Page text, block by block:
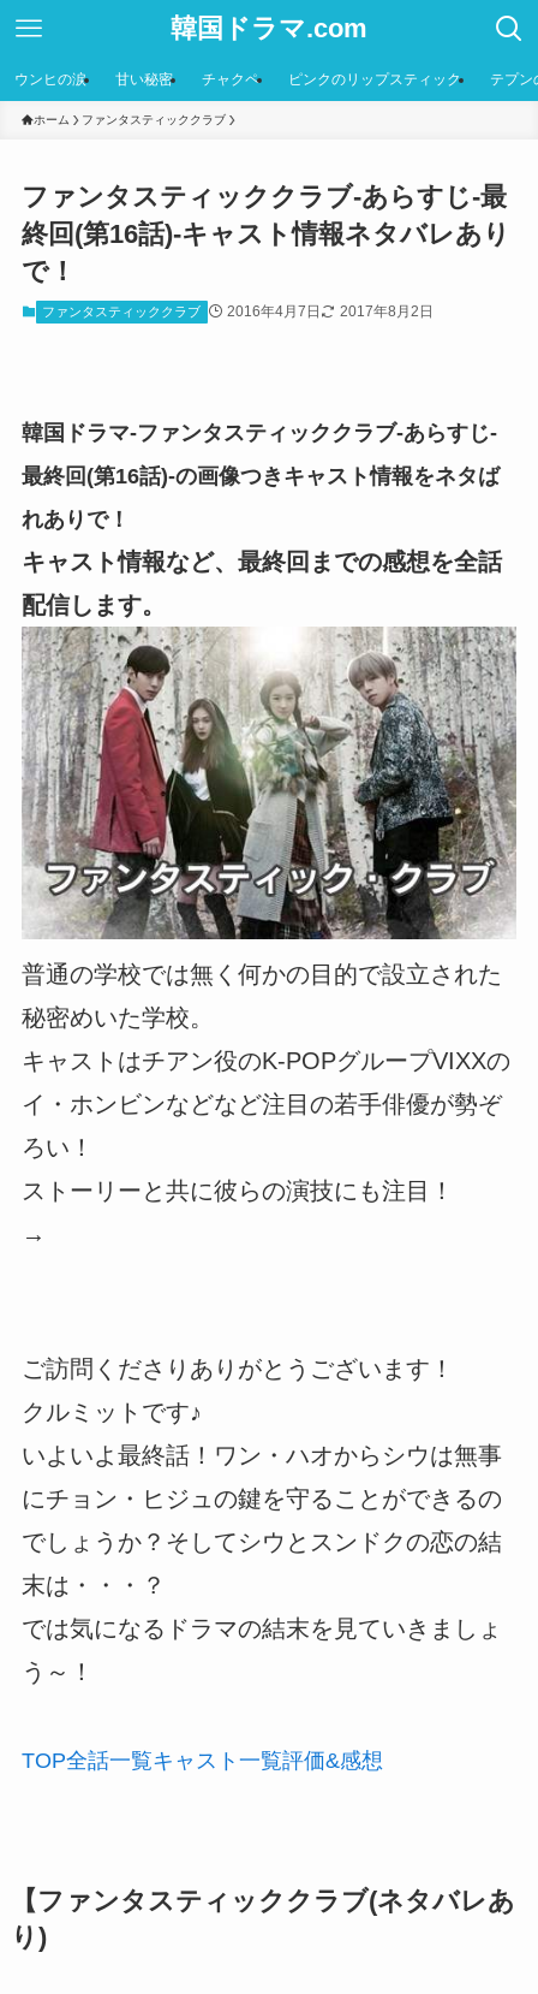
韓国ドラマ.com
ウンヒの涙 甘い秘密 チャクペ ピンクのリップスティック テプン
ホーム ファンタスティッククラブ
ファンタスティッククラブ-あらすじ-最
終回(第16話)-キャスト情報ネタバレあり
で！
ファンタスティッククラブ 2016年4月7日 2017年8月2日
韓国ドラマ-ファンタスティッククラブ-あらすじ-
最終回(第16話)-の画像つきキャスト情報をネタば
れありで！
キャスト情報など、最終回までの感想を全話
配信します。
普通の学校では無く何かの目的で設立された
秘密めいた学校。
キャストはチアン役のK-POPグループVIXXの
イ・ホンビンなどなど注目の若手俳優が勢ぞ
ろい！
ストーリーと共に彼らの演技にも注目！
→
ご訪問くださりありがとうございます！
クルミットです♪
いよいよ最終話！ワン・ハオからシウは無事
にチョン・ヒジュの鍵を守ることができるの
でしょうか？そしてシウとスンドクの恋の結
末は・・・？
では気になるドラマの結末を見ていきましょ
う～！
TOP全話一覧キャスト 一覧評価&感想
【ファンタスティッククラブ(ネタバレあ
り)